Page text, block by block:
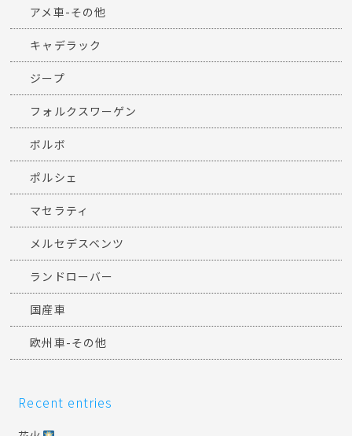
アメ車-その他
キャデラック
ジープ
フォルクスワーゲン
ボルボ
ポルシェ
マセラティ
メルセデスベンツ
ランドローバー
国産車
欧州車-その他
Recent entries